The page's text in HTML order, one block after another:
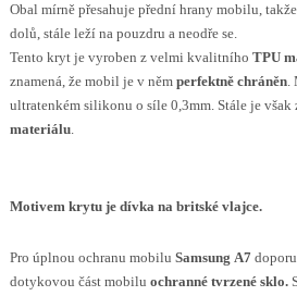
Obal mírně přesahuje přední hrany mobilu,
dolů, stále leží na pouzdru a neodře se.
Tento kryt je vyroben z velmi kvalitního TPU
znamená, že mobil je v němperfektně chráněn.
ultratenkém silikonu o síle 0,3mm. Stále je však
materiálu.
Motivem krytu je dívka na britské vlajce.
Pro úplnou ochranu mobilu Samsung A7
dotykovou část mobilu ochranné tvrzené sklo.